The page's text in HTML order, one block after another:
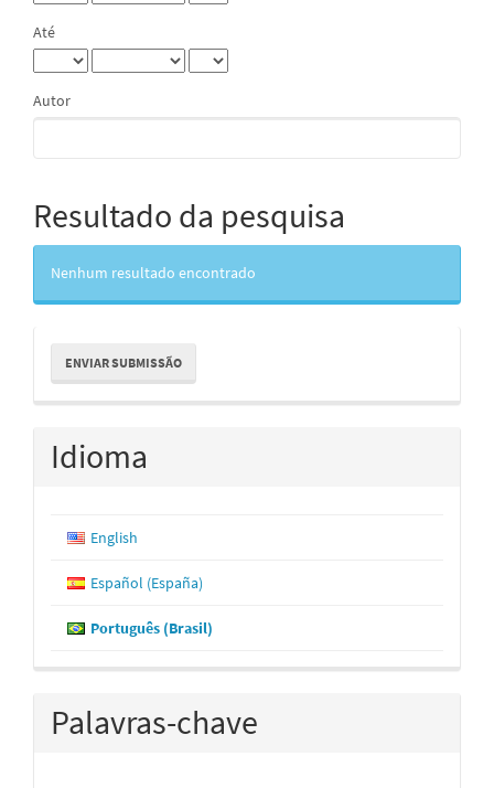
Até
Autor
Resultado da pesquisa
Nenhum resultado encontrado
Enviar
Submissão
ENVIAR SUBMISSÃO
Idioma
English
Español (España)
Português (Brasil)
Palavras-chave